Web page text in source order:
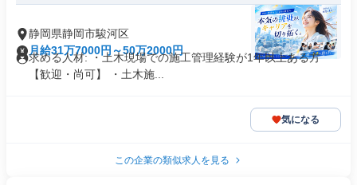
静岡県静岡市駿河区
月給31万7000円～50万2000円
求める人材: ・土木現場での施工管理経験が1年以上ある方
【歓迎・尚可】 ・土木施...
気になる
この企業の類似求人を見る